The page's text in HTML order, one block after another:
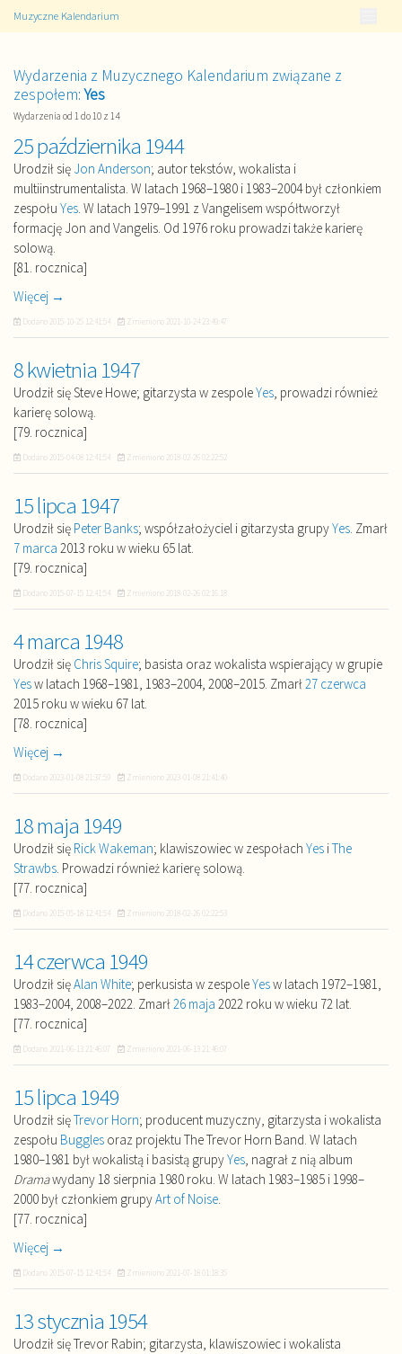
Muzyczne Kalendarium
Wydarzenia z Muzycznego Kalendarium związane z
zespołem:Yes
Wydarzenia od 1 do 10 z 14
25 października 1944
Urodził się Jon Anderson; autor tekstów, wokalista i
multiinstrumentalista. W latach 1968–1980 i 1983–2004 był członkiem
zespołu Yes. W latach 1979–1991 z Vangelisem współtworzył
formację Jon and Vangelis. Od 1976 roku prowadzi także karierę
solową.
[81. rocznica]
Więcej →
Dodano 2015-10-25 12:41:54 Zmieniono 2021-10-24 23:49:47
8 kwietnia 1947
Urodził się Steve Howe; gitarzysta w zespoleYes, prowadzi również
karierę solową.
[79. rocznica]
Dodano 2015-04-08 12:41:54 Zmieniono 2018-02-26 02:22:52
15 lipca 1947
Urodził się Peter Banks; współzałożyciel i gitarzysta grupyYes. Zmarł
7 marca 2013 roku w wieku 65 lat.
[79. rocznica]
Dodano 2015-07-15 12:41:54 Zmieniono 2018-02-26 02:16:18
4 marca 1948
Urodził się Chris Squire; basista oraz wokalista wspierający w grupie
Yesw latach 1968–1981, 1983–2004, 2008–2015. Zmarł27 czerwca
2015 roku w wieku 67 lat.
[78. rocznica]
Więcej →
Dodano 2023-01-08 21:37:59 Zmieniono 2023-01-08 21:41:40
18 maja 1949
Urodził się Rick Wakeman; klawiszowiec w zespołach Yes iThe
Strawbs. Prowadzi również karierę solową.
[77. rocznica]
Dodano 2015-05-18 12:41:54 Zmieniono 2018-02-26 02:22:53
14 czerwca 1949
Urodził sięAlan White; perkusista w zespoleYesw latach 1972–1981,
1983–2004, 2008–2022. Zmarł26 maja 2022 roku w wieku 72 lat.
[77. rocznica]
Dodano 2021-06-13 21:46:07 Zmieniono 2021-06-13 21:46:07
15 lipca 1949
Urodził sięTrevor Horn; producent muzyczny, gitarzysta i wokalista
zespołu Buggles oraz projektu The Trevor Horn Band. W latach
1980–1981 był wokalistą i basistą grupyYes, nagrał z nią album
Dramawydany 18 sierpnia 1980 roku. W latach 1983–1985 i 1998–
2000 był członkiem grupyArt of Noise.
[77. rocznica]
Więcej →
Dodano 2015-07-15 12:41:54 Zmieniono 2021-07-18 01:18:35
13 stycznia 1954
Urodził się Trevor Rabin; gitarzysta, klawiszowiec i wokalista